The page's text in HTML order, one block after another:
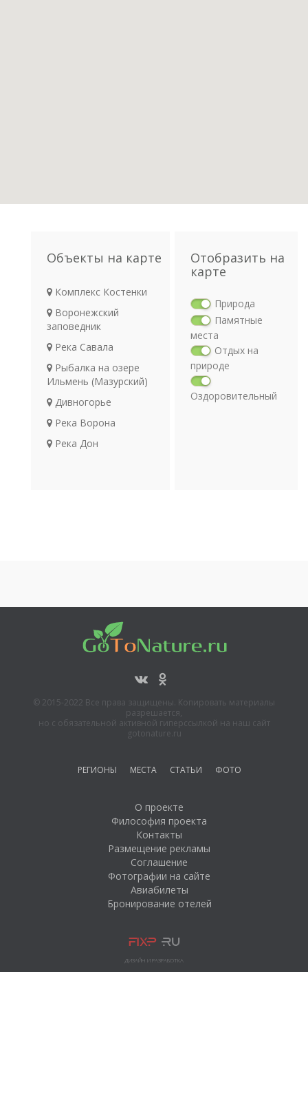
Объекты на карте
Комплекс Костенки
Воронежский
заповедник
Река Савала
Рыбалка на озере
Ильмень (Мазурский)
Дивногорье
Река Ворона
Река Дон
лабиринт
Река Хопер
Отобразить на
карте
Природа
Памятные
места
Отдых на
природе
Оздоровительный
© 2015-2022 Все права защищены. Копировать материалы
разрешается,
но с обязательной активной гиперссылкой на наш сайт
gotonature.ru
РЕГИОНЫ МЕСТА СТАТЬИ ФОТО
О проекте
Философия проекта
Контакты
Размещение рекламы
Соглашение
Фотографии на сайте
Авиабилеты
Бронирование отелей
ДИЗАЙН И РАЗРАБОТКА